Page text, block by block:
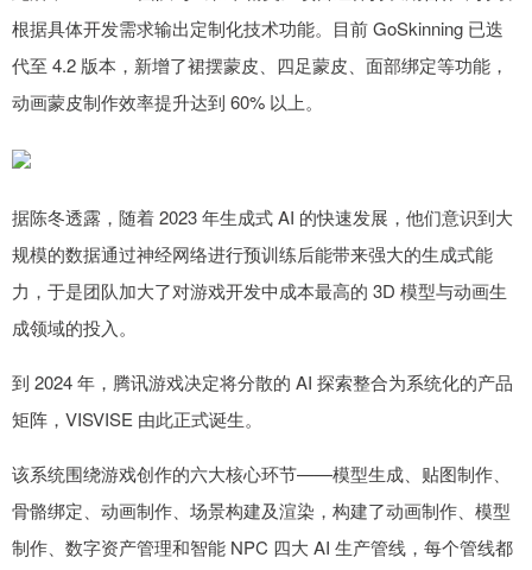
根据具体开发需求输出定制化技术功能。目前 GoSkinning 已迭
代至 4.2 版本，新增了裙摆蒙皮、四足蒙皮、面部绑定等功能，
动画蒙皮制作效率提升达到 60% 以上。
据陈冬透露，随着 2023 年生成式 AI 的快速发展，他们意识到大
规模的数据通过神经网络进行预训练后能带来强大的生成式能
力，于是团队加大了对游戏开发中成本最高的 3D 模型与动画生
成领域的投入。
到 2024 年，腾讯游戏决定将分散的 AI 探索整合为系统化的产品
矩阵，VISVISE 由此正式诞生。
该系统围绕游戏创作的六大核心环节——模型生成、贴图制作、
骨骼绑定、动画制作、场景构建及渲染，构建了动画制作、模型
制作、数字资产管理和智能 NPC 四大 AI 生产管线，每个管线都